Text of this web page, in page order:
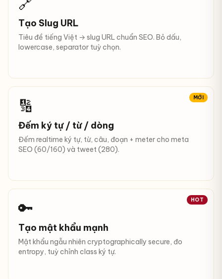
Tạo Slug URL
Tiêu đề tiếng Việt → slug URL chuẩn SEO. Bỏ dấu,
lowercase, separator tuỳ chọn.
MỚI
🔢
Đếm ký tự / từ / dòng
Đếm realtime ký tự, từ, câu, đoạn + meter cho meta
SEO (60/160) và tweet (280).
HOT
🔑
Tạo mật khẩu mạnh
Mật khẩu ngẫu nhiên cryptographically secure, đo
entropy, tuỳ chỉnh class ký tự.